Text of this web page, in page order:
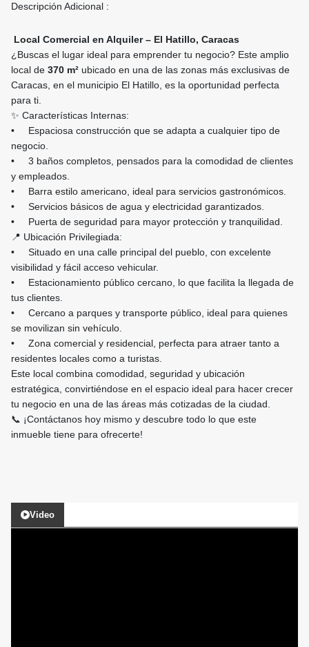
Descripción Adicional :
Local Comercial en Alquiler – El Hatillo, Caracas
¿Buscas el lugar ideal para emprender tu negocio? Este amplio
local de 370 m² ubicado en una de las zonas más exclusivas de
Caracas, en el municipio El Hatillo, es la oportunidad perfecta
para ti.
✨ Características Internas:
• Espaciosa construcción que se adapta a cualquier tipo de
negocio.
• 3 baños completos, pensados para la comodidad de clientes
y empleados.
• Barra estilo americano, ideal para servicios gastronómicos.
• Servicios básicos de agua y electricidad garantizados.
• Puerta de seguridad para mayor protección y tranquilidad.
📍 Ubicación Privilegiada:
• Situado en una calle principal del pueblo, con excelente
visibilidad y fácil acceso vehicular.
• Estacionamiento público cercano, lo que facilita la llegada de
tus clientes.
• Cercano a parques y transporte público, ideal para quienes
se movilizan sin vehículo.
• Zona comercial y residencial, perfecta para atraer tanto a
residentes locales como a turistas.
Este local combina comodidad, seguridad y ubicación
estratégica, convirtiéndose en el espacio ideal para hacer crecer
tu negocio en una de las áreas más cotizadas de la ciudad.
📞 ¡Contáctanos hoy mismo y descubre todo lo que este
inmueble tiene para ofrecerte!
Video